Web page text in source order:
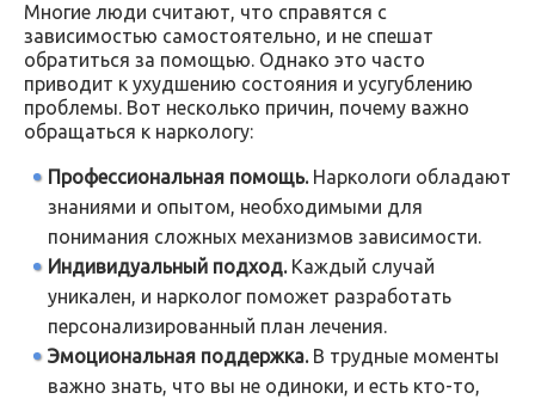
Многие люди считают, что справятся с
зависимостью самостоятельно, и не спешат
обратиться за помощью. Однако это часто
приводит к ухудшению состояния и усугублению
проблемы. Вот несколько причин, почему важно
обращаться к наркологу:
Профессиональная помощь.Наркологи обладают
знаниями и опытом, необходимыми для
понимания сложных механизмов зависимости.
Индивидуальный подход.Каждый случай
уникален, и нарколог поможет разработать
персонализированный план лечения.
Эмоциональная поддержка.В трудные моменты
важно знать, что вы не одиноки, и есть кто-то,